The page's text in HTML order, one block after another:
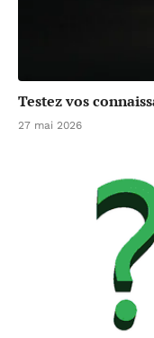
Testez vos
27 mai 2026